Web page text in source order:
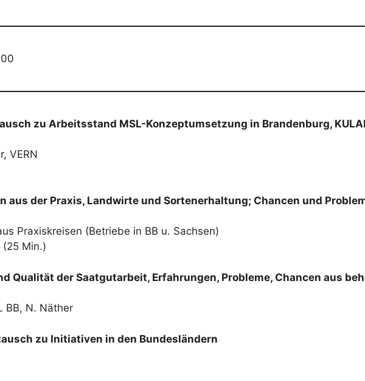
zu Arbeitsstand MSL-Konzeptumsetzung in Brandenburg,
VERN
aus der Praxis, Landwirte und Sortenerhaltung; Chancen und
Praxiskreisen (Betriebe in BB u. Sachsen)
(25 Min.)
Qualität der Saatgutarbeit, Erfahrungen, Probleme, Chancen aus
BB, N. Näther
zu Initiativen in den Bundesländern